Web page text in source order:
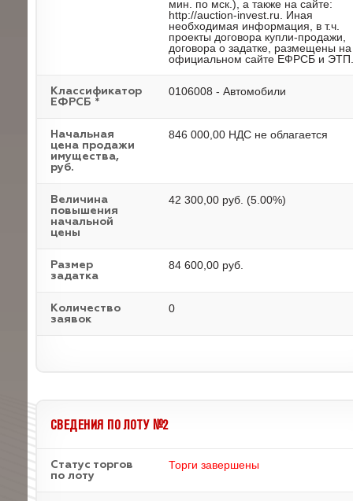
мин. по мск.), а также на сайте:
http://auction-invest.ru. Иная
необходимая информация, в т.ч.
проекты договора купли-продажи,
договора о задатке, размещены на
официальном сайте ЕФРСБ и ЭТП.
Классификатор
ЕФРСБ *
0106008 - Автомобили
Начальная
цена продажи
имущества,
руб.
846 000,00 НДС не облагается
Величина
повышения
начальной
цены
42 300,00 руб. (5.00%)
Размер
задатка
84 600,00 руб.
Количество
заявок
0
СВЕДЕНИЯ ПО ЛОТУ №2
Статус торгов
по лоту
Торги завершены